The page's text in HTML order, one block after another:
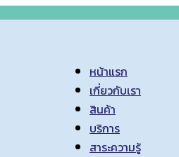
หน้าแรก
เกี่ยวกับเรา
สินค้า
บริการ
สาระความรู้